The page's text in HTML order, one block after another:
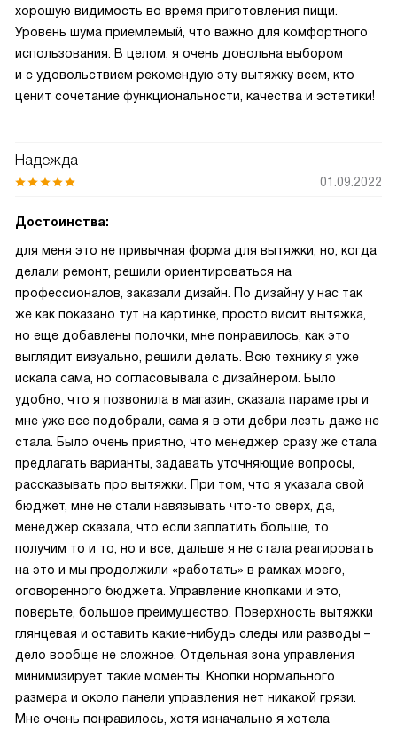
хорошую видимость во время приготовления пищи.
Уровень шума приемлемый, что важно для комфортного
использования. В целом, я очень довольна выбором
и с удовольствием рекомендую эту вытяжку всем, кто
ценит сочетание функциональности, качества и эстетики!
Надежда
01.09.2022
Достоинства:
для меня это не привычная форма для вытяжки, но, когда
делали ремонт, решили ориентироваться на
профессионалов, заказали дизайн. По дизайну у нас так
же как показано тут на картинке, просто висит вытяжка,
но еще добавлены полочки, мне понравилось, как это
выглядит визуально, решили делать. Всю технику я уже
искала сама, но согласовывала с дизайнером. Было
удобно, что я позвонила в магазин, сказала параметры и
мне уже все подобрали, сама я в эти дебри лезть даже не
стала. Было очень приятно, что менеджер сразу же стала
предлагать варианты, задавать уточняющие вопросы,
рассказывать про вытяжки. При том, что я указала свой
бюджет, мне не стали навязывать что-то сверх, да,
менеджер сказала, что если заплатить больше, то
получим то и то, но и все, дальше я не стала реагировать
на это и мы продолжили «работать» в рамках моего,
оговоренного бюджета. Управление кнопками и это,
поверьте, большое преимущество. Поверхность вытяжки
глянцевая и оставить какие-нибудь следы или разводы –
дело вообще не сложное. Отдельная зона управления
минимизирует такие моменты. Кнопки нормального
размера и около панели управления нет никакой грязи.
Мне очень понравилось, хотя изначально я хотела